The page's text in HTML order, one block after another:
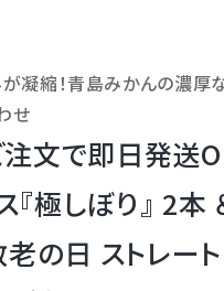
凝縮！青島みかんの濃厚
せ
文で即日発送
極しぼり』 2本
の日 ストレー